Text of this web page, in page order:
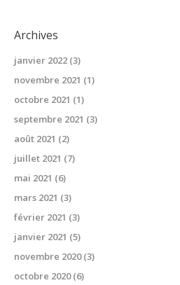
Archives
janvier 2022 (3)
novembre 2021 (1)
octobre 2021 (1)
septembre 2021 (3)
août 2021 (2)
juillet 2021 (7)
mai 2021 (6)
mars 2021 (3)
février 2021 (3)
janvier 2021 (5)
novembre 2020(3)
octobre 2020(6)